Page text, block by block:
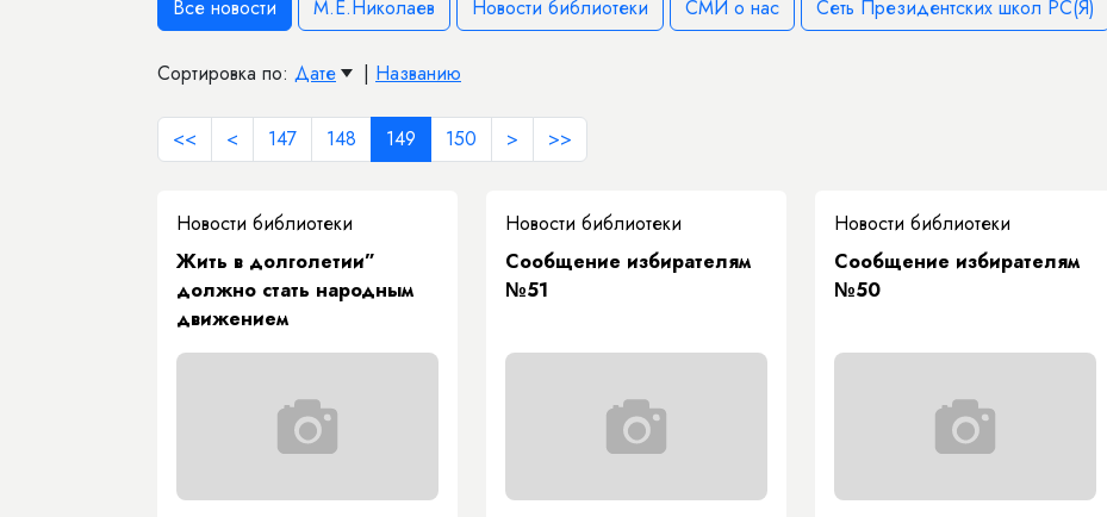
Все новости М.Е.Николаев Новости библиотеки СМИ о нас Сеть Президентских школ РС(Я)
Сортировка по: Дате | Названию
<< < 147 148 149 150 > >>
Новости библиотеки
Жить в долголетии”
должно стать народным
движением
Новости библиотеки
Сообщение избирателям
№51
Новости библиотеки
Сообщение избирателям
№50